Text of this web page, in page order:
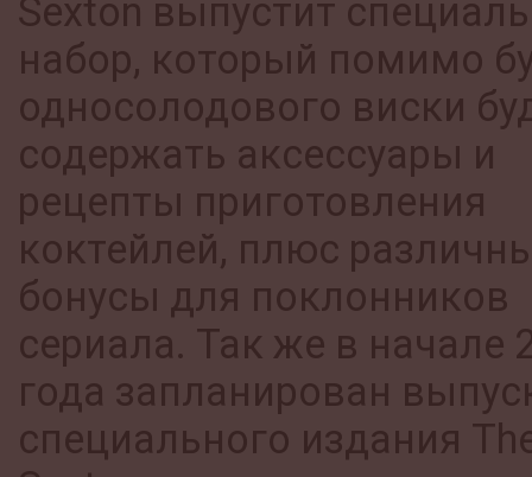
Sexton выпустит
набор, который помимо
односолодового виски
содержать аксессуары и
рецепты приготовления
коктейлей, плюс
бонусы для поклонников
сериала. Так же в начале
года запланирован
специального издания